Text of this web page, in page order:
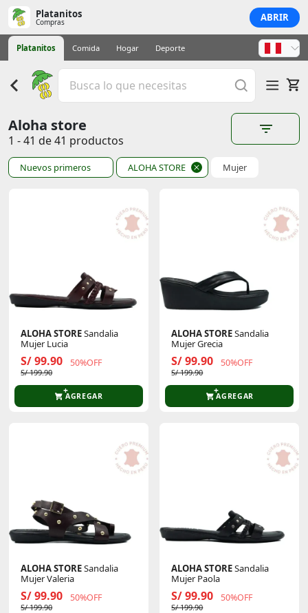
Platanitos
Compras ABRIR
Platanitos Comida Hogar Deporte
Aloha store
1 - 41 de 41 productos
Nuevos primeros ALOHA STORE Mujer
ALOHA STORESandalia
Mujer Lucia
S/ 99.90 50%OFF
S/ 199.90
AGREGAR
ALOHA STORESandalia
Mujer Grecia
S/ 99.90 50%OFF
S/ 199.90
AGREGAR
ALOHA STORESandalia
Mujer Valeria
S/ 99.90 50%OFF
S/ 199.90
ALOHA STORESandalia
Mujer Paola
S/ 99.90 50%OFF
S/ 199.90